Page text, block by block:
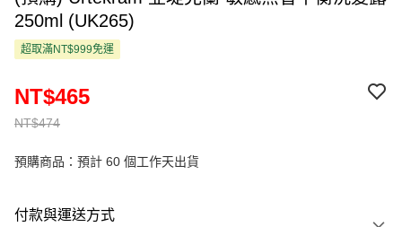
250ml (UK265)
超取滿NT$999免運
NT$474
NT$465
預購商品：預計 60 個工作天出貨
付款與運送方式